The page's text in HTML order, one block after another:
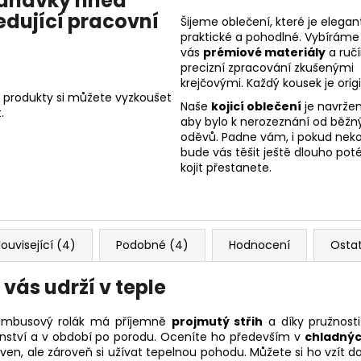
pracovní
si můžete vyzkoušet
Šijeme oblečení, které je
praktické a pohodlné.
vás prémiové materiály a
precizní zpracování zkušenými
krejčovými. Každý kousek je
Naše kojicí oblečení je
aby bylo k nerozeznání od
oděvů. Padne vám, i pokud
bude vás těšit ještě dlouho
kojit přestanete.
(4) Podobné (4) Hodnocení
udrží v teple
rolák má příjemně projmutý střih a díky
a v období po porodu. Oceníte ho především v
ale zároveň si užívat tepelnou pohodu. Můžete si ho vzít